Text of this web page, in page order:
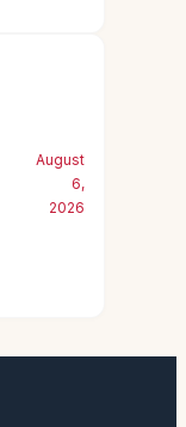
August
6,
2026